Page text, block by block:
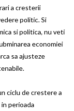
a cresterii
politic. Si
si politica, nu veti
economiei
sa ajusteze
ciclu de crestere a
perioada